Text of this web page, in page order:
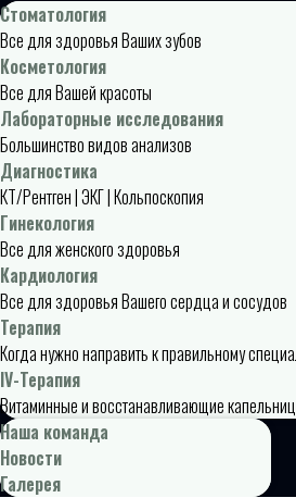
Стоматология
Все для здоровья Ваших зубов
Косметология
Все для Вашей красоты
Лабораторные исследования
Большинство видов анализов
Диагностика
КТ/Рентген | ЭКГ | Кольпоскопия
Гинекология
Все для женского здоровья
Кардиология
Все для здоровья Вашего сердца и сосудов
Терапия
Когда нужно направить к правильному
IV-Терапия
Витаминные и восстанавливающие
Наша команда
Новости
Галерея